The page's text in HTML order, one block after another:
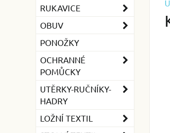
RUKAVICE
OBUV
PONOŽKY
OCHRANNÉ
POMŮCKY
UTĚRKY-RUČNÍKY-
HADRY
LOŽNÍ TEXTIL